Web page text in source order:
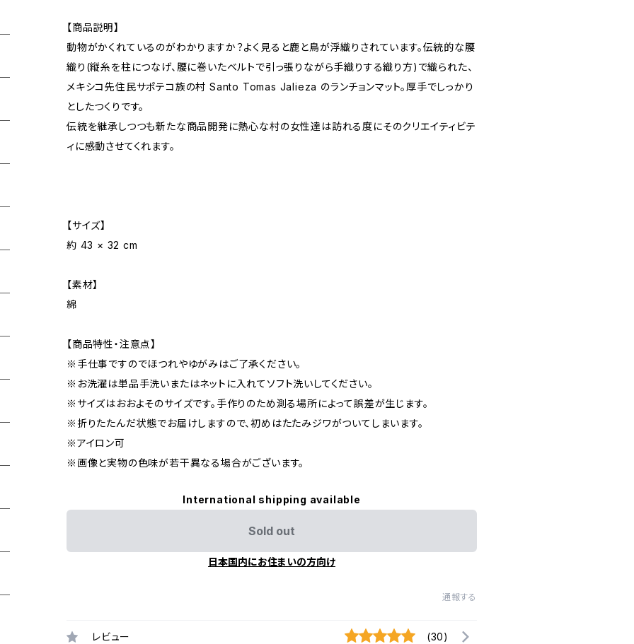
【商品説明】
動物がかくれているのがわかりますか？よく見ると鹿と鳥が浮織りされています。伝統的な腰
織り(縦糸を柱につなげ、腰に巻いたベルトで引っ張りながら手織りする織り方)で織られた、
メキシコ先住民サポテコ族の村 Santo Tomas Jalieza のランチョンマット。厚手でしっかり
としたつくりです。
伝統を継承しつつも新たな商品開発に熱心な村の女性達は訪れる度にそのクリエイティビテ
ィに感動させてくれます。
【サイズ】
約 43 × 32 cm
【素材】
綿
【商品特性・注意点】
※手仕事ですのでほつれやゆがみはご了承ください。
※お洗濯は単品手洗いまたはネットに入れてソフト洗いしてください。
※サイズはおおよそのサイズです。手作りのため測る場所によって誤差が生じます。
※折りたたんだ状態でお届けしますので、初めはたたみジワがついてしまいます。
※アイロン可
※画像と実物の色味が若干異なる場合がございます。
International shipping available
Sold out
日本国内にお住まいの方向け
通報する
レビュー (30)